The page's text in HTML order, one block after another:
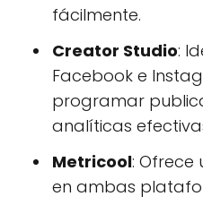
fácilmente.
Creator Studio:
Facebook e
programar
analíticas
Metricool: Ofrece
en ambas